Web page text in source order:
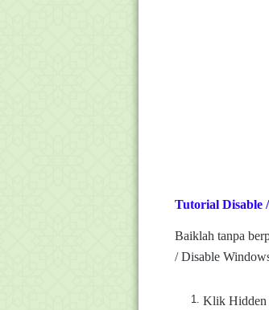
Tutorial Disable
Baiklah tanpa
/ Disable
Klik Hidden